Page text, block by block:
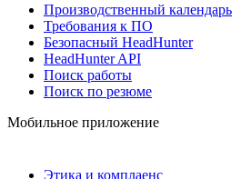
Производственный календарь
Требования к ПО
Безопасный HeadHunter
HeadHunter API
Поиск работы
Поиск по резюме
Мобильное приложение
Этика и комплаенс